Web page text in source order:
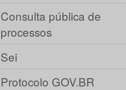
Consulta pública de
processos
Sei
Protocolo GOV.BR